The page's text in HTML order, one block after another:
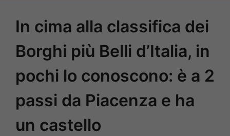
In cima alla classifica dei
Borghi più Belli d’Italia, in
pochi lo conoscono: è a 2
passi da Piacenza e ha
un castello